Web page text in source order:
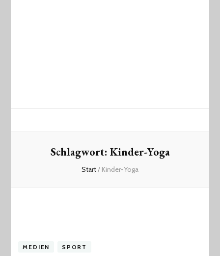
Schlagwort: Kinder-Yoga
Start/ Kinder-Yoga
MEDIEN SPORT